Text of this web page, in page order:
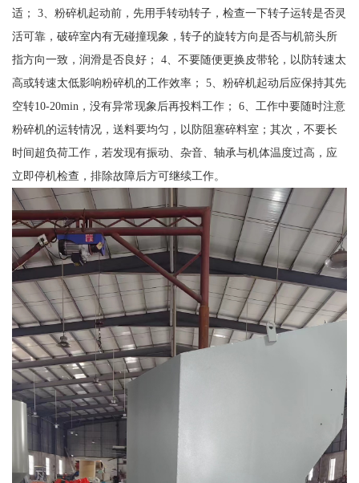
适； 3、粉碎机起动前，先用手转动转子，检查一下转子运转是否灵
活可靠，破碎室内有无碰撞现象，转子的旋转方向是否与机箭头所
指方向一致，润滑是否良好； 4、不要随便更换皮带轮，以防转速太
高或转速太低影响粉碎机的工作效率； 5、粉碎机起动后应保持其先
空转10-20min，没有异常现象后再投料工作； 6、工作中要随时注意
粉碎机的运转情况，送料要均匀，以防阻塞碎料室；其次，不要长
时间超负荷工作，若发现有振动、杂音、轴承与机体温度过高，应
立即停机检查，排除故障后方可继续工作。